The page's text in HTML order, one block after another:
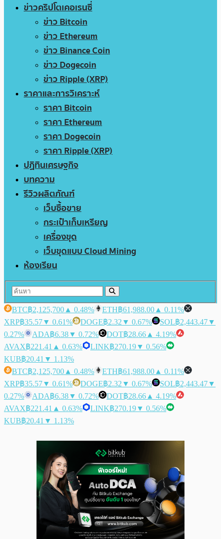
ข่าวคริปโตเคอเรนซี่
ข่าว Bitcoin
ข่าว Ethereum
ข่าว Binance Coin
ข่าว Dogecoin
ข่าว Ripple (XRP)
ราคาและการวิเคราะห์
ราคา Bitcoin
ราคา Ethereum
ราคา Dogecoin
ราคา Ripple (XRP)
ปฏิทินเศรษฐกิจ
บทความ
รีวิวผลิตภัณฑ์
เว็บซื้อขาย
กระเป๋าเก็บเหรียญ
เครื่องขุด
เว็บขุดแบบ Cloud Mining
ห้องเรียน
BTC฿2,125,700 ▲ 0.48% ETH฿61,988.00 ▲ 0.11%
XRP฿35.57▼ 0.61% DOGE฿2.32 ▼ 0.67% SOL฿2,443.47▼
0.27%
ADA฿6.38▼ 0.72% DOT฿28.66 ▲ 4.19%
AVAX฿221.41 ▲ 0.63% LINK฿270.19▼ 0.56%
KUB฿20.41 ▼ 1.13%
BTC฿2,125,700 ▲ 0.48% ETH฿61,988.00 ▲ 0.11%
XRP฿35.57▼ 0.61% DOGE฿2.32 ▼ 0.67% SOL฿2,443.47▼
0.27%
ADA฿6.38▼ 0.72% DOT฿28.66 ▲ 4.19%
AVAX฿221.41 ▲ 0.63% LINK฿270.19▼ 0.56%
KUB฿20.41 ▼ 1.13%